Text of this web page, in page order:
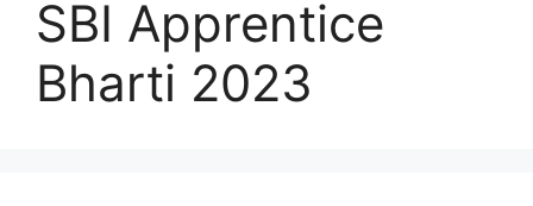
SBI Apprentice
Bharti 2023